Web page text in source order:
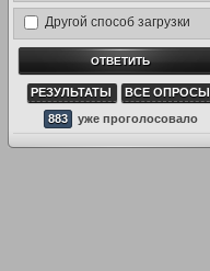
Другой способ загрузки
РЕЗУЛЬТАТЫ
ВСЕ ОПРОСЫ
883
уже проголосовало